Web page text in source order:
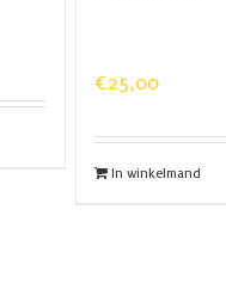
€25,00
In winkelmand